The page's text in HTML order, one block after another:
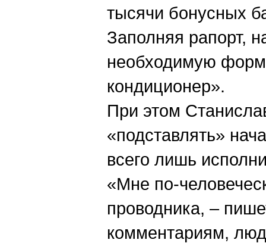
тысячи бонусных
Заполняя рапорт,
необходимую
кондиционер».
При этом
«подставлять»
всего лишь
«Мне по-
проводника, –
комментариям,